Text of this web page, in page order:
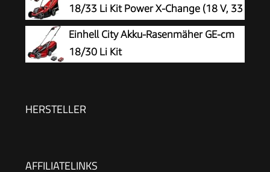
18/33 Li Kit Power X-Change (18 V, 33
cm Schnittbreite, bis 200 m²,
Brushless, 30L Fangkorb, 25-65 mm
Schnitthöhe, inkl. 4,0 Ah Akku + Ladegerät)
Einhell City Akku-Rasenmäher GE-cm
18/30 Li Kit
HERSTELLER
AFFILIATELINKS